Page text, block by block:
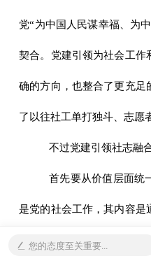
党“为中国人民谋幸福、为
契合。党建引领为社会工作
确的方向，也整合了更充足
了以往社工单打独斗、志愿
不过党建引领社志融
首先要从价值层面统
是党的社会工作，其内容是
织群众，在服务中接触群
您的态度至关重要...